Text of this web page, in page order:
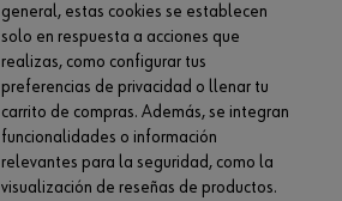
general, estas cookies se establecen
solo en respuesta a acciones que
realizas, como configurar tus
preferencias de privacidad o llenar tu
carrito de compras. Además, se integran
funcionalidades o información
relevantes para la seguridad, como la
visualización de reseñas de productos.